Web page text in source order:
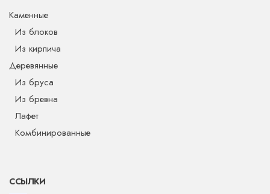
Каменные
Из блоков
Из кирпича
Деревянные
Из бруса
Из бревна
Лафет
Комбинированные
ССЫЛКИ